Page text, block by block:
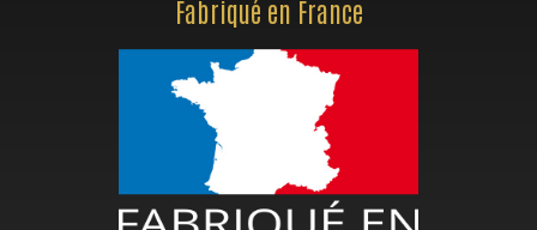
Fabriqué en France